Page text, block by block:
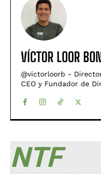
VÍCTOR LOOR
@victorloorb -
CEO y Fundador de
NTF